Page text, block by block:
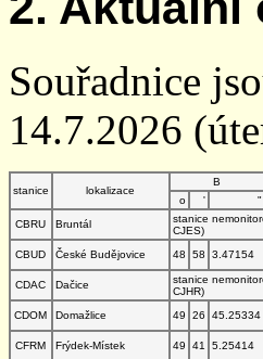
Souřadnice
14.7.2026
stanice lokalizace
B
o
' "
CBRU
Bruntál
stanice
CJES)
CBUD
České Budějovice 48 58 3.47154
CDAC
Dačice
stanice
CJHR)
CDOM
Domažlice 49 26 45.25334
CFRM
Frýdek-Místek 49 41 5.25414